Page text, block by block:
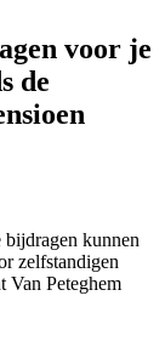
voor je
de
kunnen
zelfstandigen
Van Peteghem